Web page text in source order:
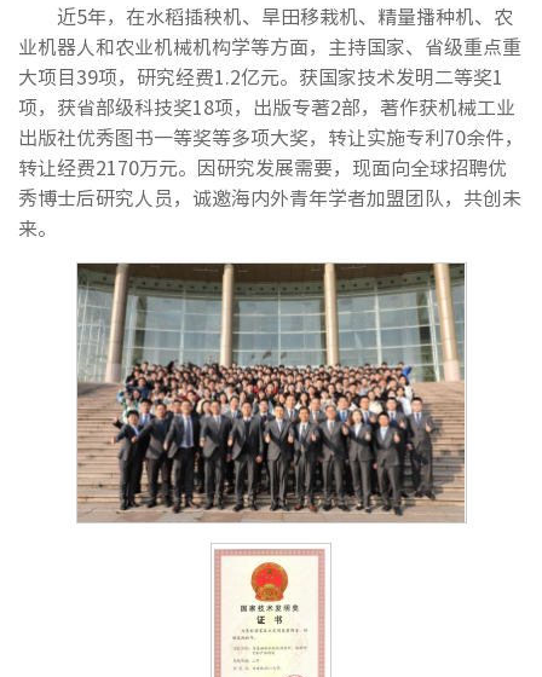
近5年，在水稻插秧机、旱田移栽机、精量播种机、农
业机器人和农业机械机构学等方面，主持国家、省级重点重
大项目39项，研究经费1.2亿元。获国家技术发明二等奖1
项，获省部级科技奖18项，出版专著2部，著作获机械工业
出版社优秀图书一等奖等多项大奖，转让实施专利70余件，
转让经费2170万元。因研究发展需要，现面向全球招聘优
秀博士后研究人员，诚邀海内外青年学者加盟团队，共创未
来。